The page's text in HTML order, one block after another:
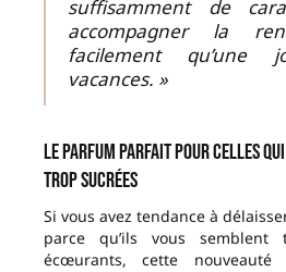
suffisamment de
accompagner la
facilement qu’une
vacances. »
Le parfum parfait pour celles
trop sucrées
Si vous avez tendance à
parce qu’ils vous semblent
écœurants, cette